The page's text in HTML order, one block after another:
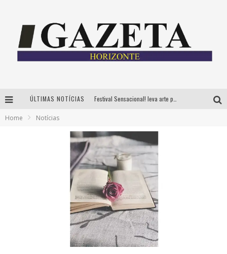
ÚLTIMAS NOTÍCIAS
Home Notícias